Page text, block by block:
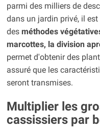
parmi des milliers de
dans un jardin privé, il
des méthodes
marcottes, la division
permet d'obtenir des
assuré que les
seront transmises.
Multiplier les
cassissiers par